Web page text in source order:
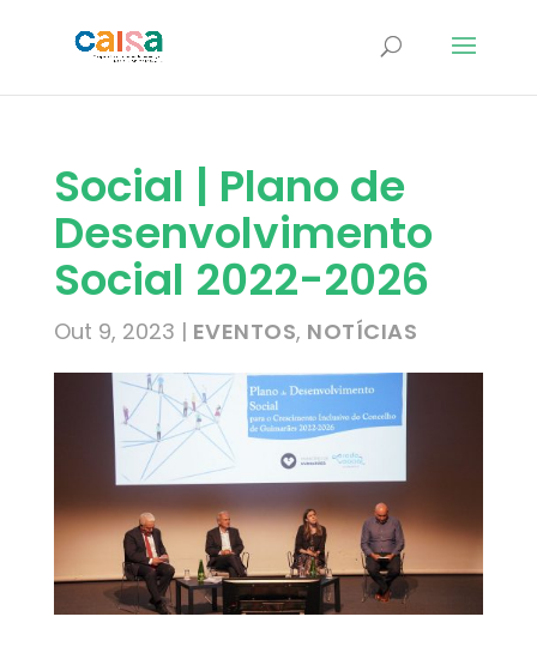
Social | Plano de
Desenvolvimento
Social 2022-2026
Out 9, 2023 | EVENTOS, NOTÍCIAS